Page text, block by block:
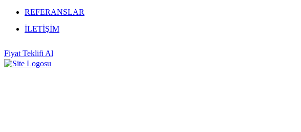
REFERANSLAR
İLETİŞİM
Fiyat Teklifi Al